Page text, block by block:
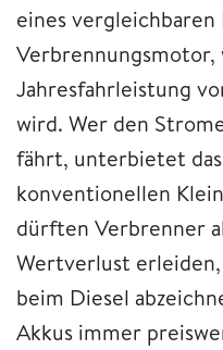
eines
Verbrennungsmotor,
Jahresfahrleistung
wird. Wer den
fährt, unterbietet
konventionellen
dürften Verbrenner
Wertverlust
beim Diesel
Akkus immer